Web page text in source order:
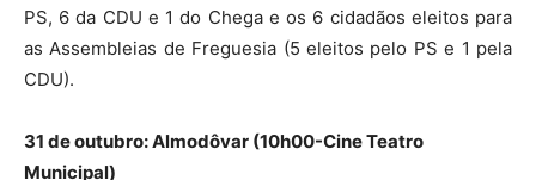
PS, 6 da CDU e 1 do Chega e os 6 cidadãos eleitos para
as Assembleias de Freguesia (5 eleitos pelo PS e 1 pela
CDU).
31 de outubro: Almodôvar (10h00-Cine Teatro
Municipal)